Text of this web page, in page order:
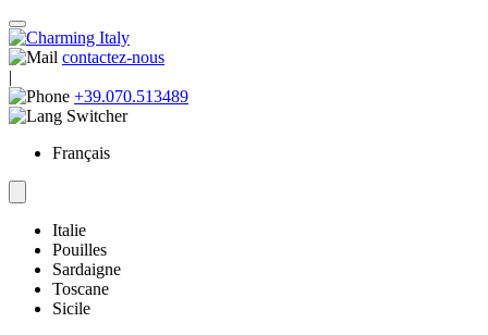
contactez-nous
|
+39.070.513489
Français
Italie
Pouilles
Sardaigne
Toscane
Sicile